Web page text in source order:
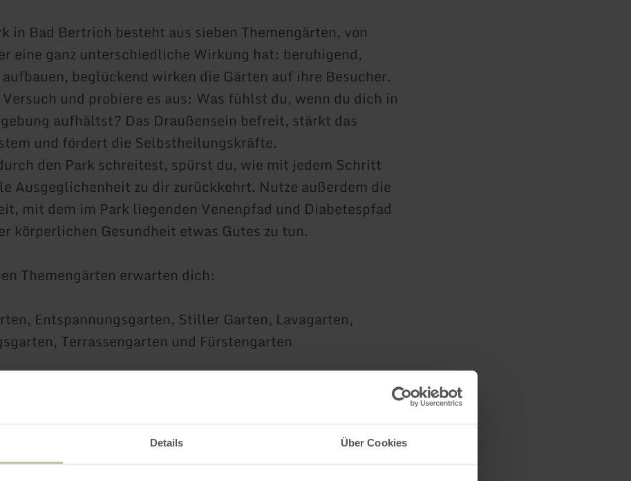
Details Über Cookies
in Bad Bertrich besteht aus sieben Themengärten, von
eine ganz unterschiedliche Wirkung hat: beruhigend,
beglückend wirken die Gärten auf ihre Besucher.
und probiere es aus: Was fühlst du, wenn du dich in
aufhältst? Das Draußensein befreit, stärkt das
und fördert die Selbstheilungskräfte.
den Park schreitest, spürst du, wie mit jedem Schritt
Ausgeglichenheit zu dir zurückkehrt. Nutze außerdem die
mit dem im Park liegenden Venenpfad und Diabetespfad
körperlichen Gesundheit etwas Gutes zu tun.
Themengärten erwarten dich:
Entspannungsgarten, Stiller Garten, Lavagarten,
Terrassengarten und Fürstengarten
Kurschattensteig und HeimatSpur Wasserfall